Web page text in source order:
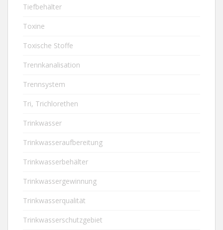
Tiefbehälter
Toxine
Toxische Stoffe
Trennkanalisation
Trennsystem
Tri, Trichlorethen
Trinkwasser
Trinkwasseraufbereitung
Trinkwasserbehälter
Trinkwassergewinnung
Trinkwasserqualität
Trinkwasserschutzgebiet